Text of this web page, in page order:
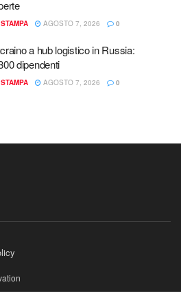
AGOSTO 7, 2026 0
a hub logistico in Russia:
dipendenti
AGOSTO 7, 2026 0